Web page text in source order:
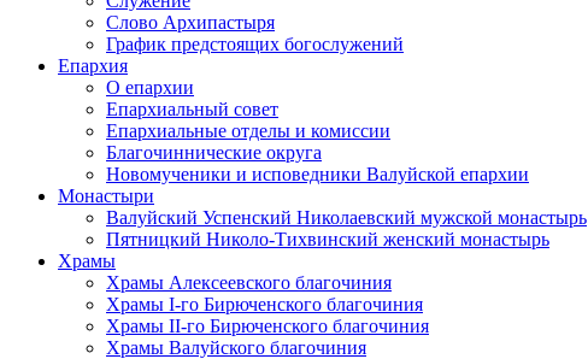
Слово Архипастыря
График предстоящих богослужений
Епархия
О епархии
Епархиальный совет
Епархиальные отделы и комиссии
Благочиннические округа
Новомученики и исповедники Валуйской епархии
Монастыри
Валуйский Успенский Николаевский мужской монастырь
Пятницкий Николо-Тихвинский женский монастырь
Храмы
Храмы Алексеевского благочиния
Храмы I-го Бирюченского благочиния
Храмы II-го Бирюченского благочиния
Храмы Валуйского благочиния